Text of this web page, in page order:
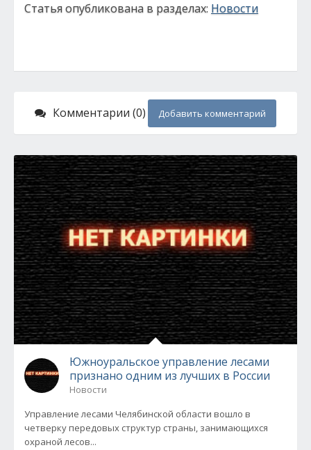
Статья опубликована в разделах: Новости
Комментарии (0) Добавить комментарий
Южноуральское управление лесами
признано одним из лучших в России
Новости
Управление лесами Челябинской области вошло в
четверку передовых структур страны, занимающихся
охраной лесов...